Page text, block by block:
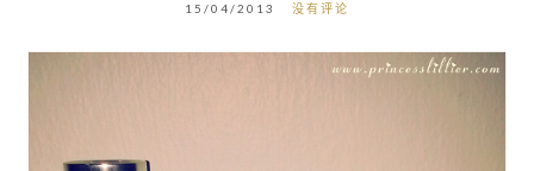
15/04/2013 没有评论